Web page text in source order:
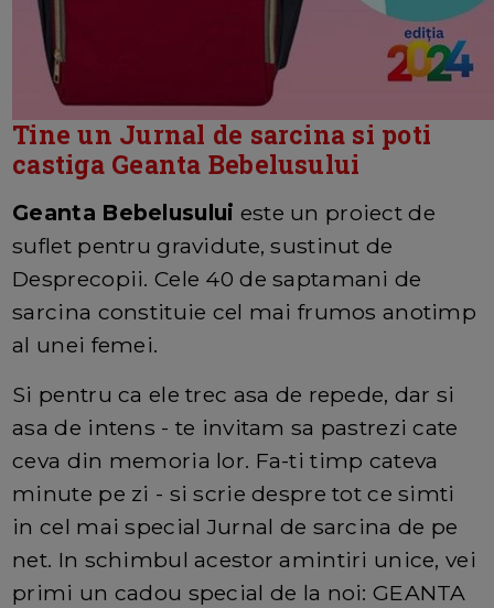
Tine un Jurnal de sarcina si poti
castiga Geanta Bebelusului
Geanta Bebelusului este un proiect de
suflet pentru gravidute, sustinut de
Desprecopii. Cele 40 de saptamani de
sarcina constituie cel mai frumos anotimp
al unei femei.
Si pentru ca ele trec asa de repede, dar si
asa de intens - te invitam sa pastrezi cate
ceva din memoria lor. Fa-ti timp cateva
minute pe zi - si scrie despre tot ce simti
in cel mai special Jurnal de sarcina de pe
net. In schimbul acestor amintiri unice, vei
primi un cadou special de la noi: GEANTA